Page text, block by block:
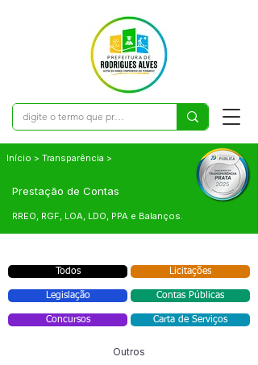
Prestação de Contas
RREO, RGF, LOA, LDO, PPA e Balanços.
Início > Transparência >
Todos
Legislação
Concursos
Licitações
Contas Públicas
Carta de Serviços
Outros